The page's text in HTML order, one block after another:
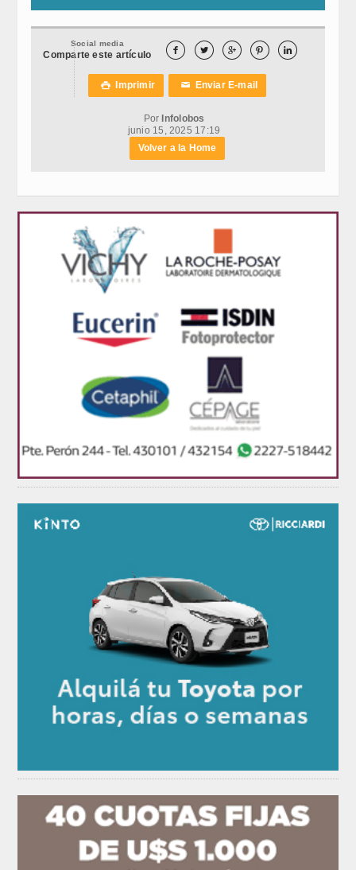
Social media
Comparte este artículo     
 Imprimir ✉ Enviar E-mail
Por Infolobos
junio 15, 2025 17:19
Volver a la Home